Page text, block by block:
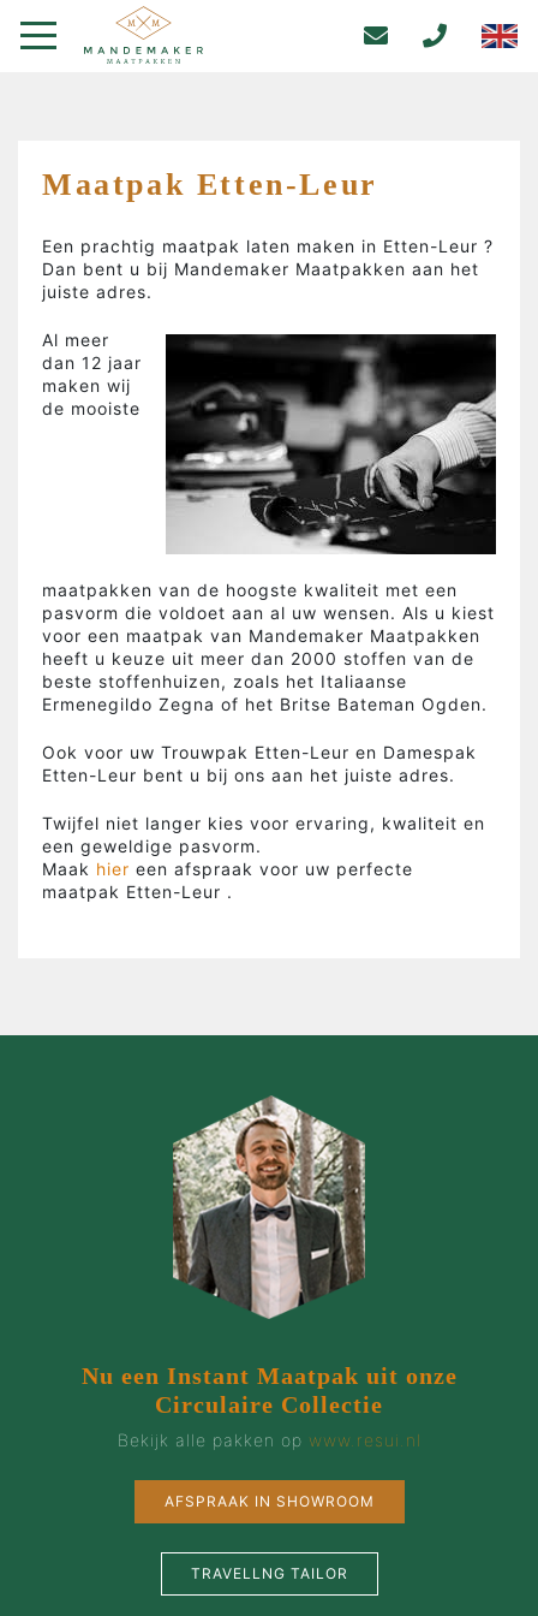
Maatpak Etten-Leur
Een prachtig maatpak laten maken in Etten-Leur ?
Dan bent u bij Mandemaker Maatpakken aan het
juiste adres.
Al meer
dan 12 jaar
maken wij
de mooiste
maatpakken van de hoogste kwaliteit met een
pasvorm die voldoet aan al uw wensen. Als u kiest
voor een maatpak van Mandemaker Maatpakken
heeft u keuze uit meer dan 2000 stoffen van de
beste stoffenhuizen, zoals het Italiaanse
Ermenegildo Zegna of het Britse Bateman Ogden.
Ook voor uw Trouwpak Etten-Leur en Damespak
Etten-Leur bent u bij ons aan het juiste adres.
Twijfel niet langer kies voor ervaring, kwaliteit en
een geweldige pasvorm.
Maak hier een afspraak voor uw perfecte
maatpak Etten-Leur .
Nu een Instant Maatpak uit onze
Circulaire Collectie
Bekijk alle pakken op www.resui.nl
AFSPRAAK IN SHOWROOM
TRAVELLNG TAILOR